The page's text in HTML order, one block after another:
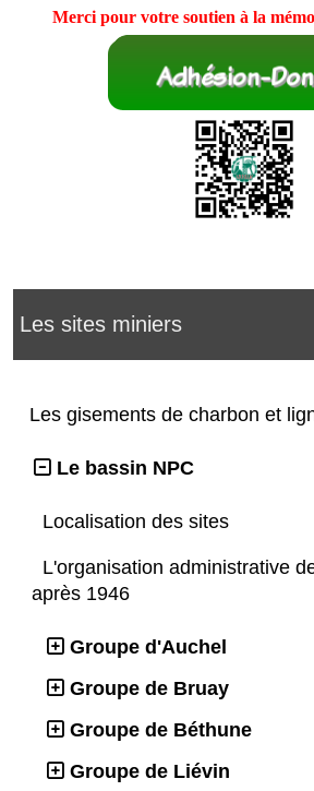
Merci pour votre soutien à la
Les sites miniers
Les gisements de charbon et
Le bassin NPC
Localisation des sites
L'organisation administrative
après 1946
Groupe d'Auchel
Groupe de Bruay
Groupe de Béthune
Groupe de Liévin